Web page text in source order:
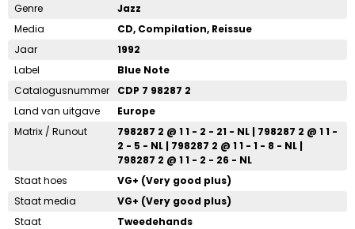
Genre
Jazz
Media
CD, Compilation, Reissue
Jaar
1992
Label
Blue Note
Catalogusnummer
CDP 7 98287 2
Land van uitgave
Europe
Matrix / Runout
798287 2 @ 1 1 - 2 - 21 - NL | 798287 2 @ 1 1 -
2 - 5 - NL | 798287 2 @ 1 1 - 1 - 8 - NL |
798287 2 @ 1 1 - 2 - 26 - NL
Staat hoes
VG+ (Very good plus)
Staat media
VG+ (Very good plus)
Staat
Tweedehands